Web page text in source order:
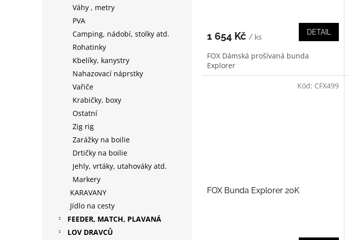
Váhy , metry
PVA
Camping, nádobí, stolky atd.
Rohatinky
Kbelíky, kanystry
Nahazovací náprstky
Vařiče
Krabičky, boxy
Ostatní
Zig rig
Zarážky na boilie
Drtičky na boilie
Jehly, vrtáky, utahováky atd.
Markery
KARAVANY
Jídlo na cesty
FEEDER, MATCH, PLAVANÁ
LOV DRAVCŮ
1 654 Kč / ks
DETAIL
FOX Dámská prošívaná bunda
Explorer
FOX Bunda Explorer 20K
Kód: CFX499